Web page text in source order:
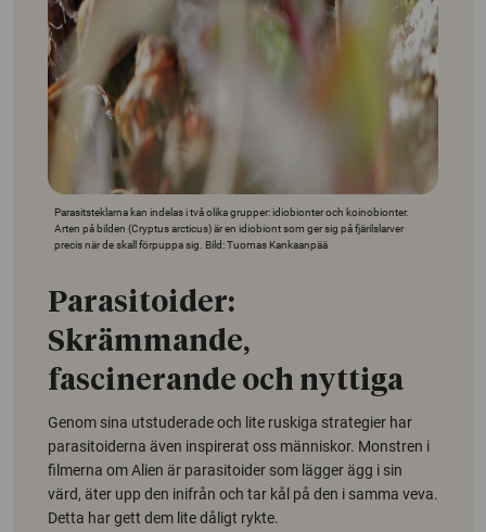
Parasitsteklarna kan indelas i två olika grupper: idiobionter och koinobionter.
Arten på bilden (Cryptus arcticus) är en idiobiont som ger sig på fjärilslarver
precis när de skall förpuppa sig. Bild: Tuomas Kankaanpää
Parasitoider:
Skrämmande,
fascinerande och nyttiga
Genom sina utstuderade och lite ruskiga strategier har
parasitoiderna även inspirerat oss människor. Monstren i
filmerna om Alien är parasitoider som lägger ägg i sin
värd, äter upp den inifrån och tar kål på den i samma veva.
Detta har gett dem lite dåligt rykte.